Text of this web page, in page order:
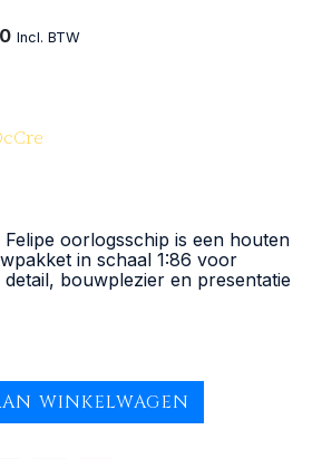
Incl. BTW
Felipe oorlogsschip is een houten
in schaal 1:86 voor
bouwplezier en presentatie
WINKELWAGEN